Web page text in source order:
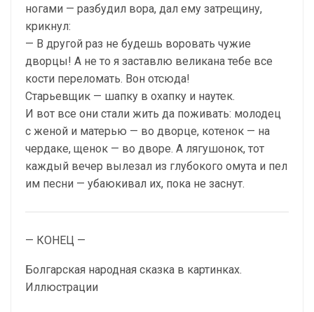
ногами — разбудил вора, дал ему затрещину,
крикнул:
— В другой раз не будешь воровать чужие
дворцы! А не то я заставлю великана тебе все
кости переломать. Вон отсюда!
Старьевщик — шапку в охапку и наутек.
И вот все они стали жить да поживать: молодец
с женой и матерью — во дворце, котенок — на
чердаке, щенок — во дворе. А лягушонок, тот
каждый вечер вылезал из глубокого омута и пел
им песни — убаюкивал их, пока не заснут.
— КОНЕЦ —
Болгарская народная сказка в картинках.
Иллюстрации